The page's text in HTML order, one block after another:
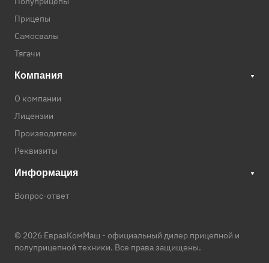
Прицепы
Самосвалы
Тягачи
Компания
О компании
Лицензии
Производители
Реквизиты
Информация
Вопрос-ответ
© 2026 ЕвразКомМаш - официальный дилер прицепной и
полуприцепной техники. Все права защищены.